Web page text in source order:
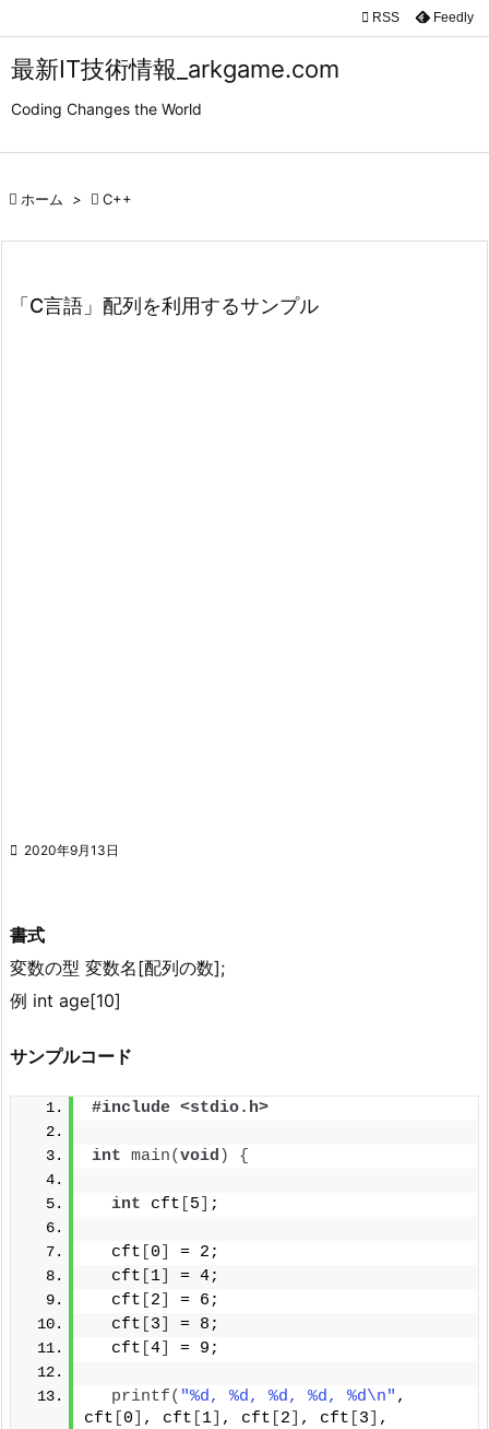
最新IT技術情報_arkgame.com
Coding Changes the World


 RSS Feedly
 ホーム >  C++
「C言語」配列を利用するサンプル
 2020年9月13日
書式
変数の型 変数名[配列の数];
例 int age[10]
サンプルコード
#include <stdio.h>
int main(void ) {
int cft 5 ;
  cft
0
= 2;
  cft
1
= 4;
  cft
2
= 6;
  cft
3
= 8;
  cft
4 = 9;
printf( "%d, %d, %d, %d, %d\n" ,
cft
0 , cft 1 , cft 2 , cft 3
,